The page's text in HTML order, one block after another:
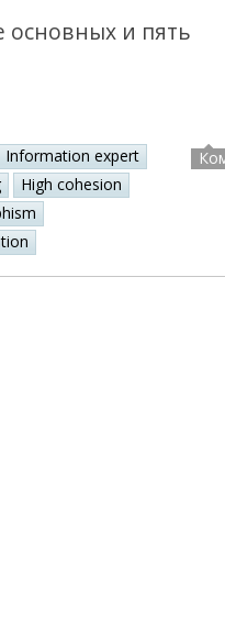
основных и пять
Information expert
High cohesion